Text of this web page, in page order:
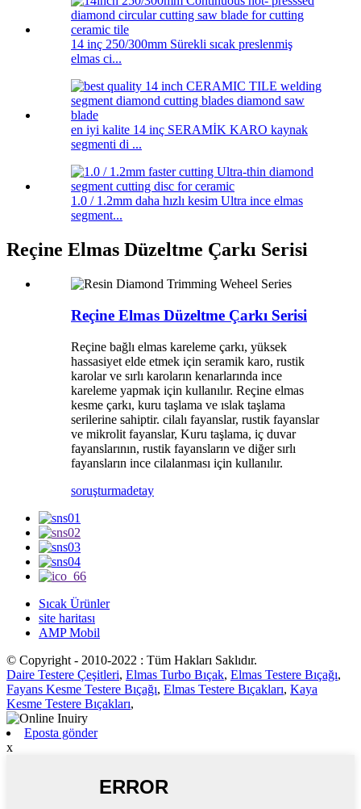
14 inç 250/300mm Sürekli sıcak preslenmiş
elmas ci...
en iyi kalite 14 inç SERAMİK KARO kaynak
segmenti di ...
1.0 / 1.2mm daha hızlı kesim Ultra ince elmas
segment...
Reçine Elmas Düzeltme Çarkı Serisi
Reçine Elmas Düzeltme Çarkı Serisi
Reçine bağlı elmas kareleme çarkı, yüksek
hassasiyet elde etmek için seramik karo, rustik
karolar ve sırlı karoların kenarlarında ince
kareleme yapmak için kullanılır. Reçine elmas
kesme çarkı, kuru taşlama ve ıslak taşlama
serilerine sahiptir. cilalı fayanslar, rustik fayanslar
ve mikrolit fayanslar, Kuru taşlama, iç duvar
fayanslarının, rustik fayansların ve diğer sırlı
fayansların ince cilalanması için kullanılır.
soruşturmadetay
Sıcak Ürünler
site haritası
AMP Mobil
© Copyright - 2010-2022 : Tüm Hakları Saklıdır.
Daire Testere Çeşitleri, Elmas Turbo Bıçak, Elmas Testere Bıçağı,
Fayans Kesme Testere Bıçağı, Elmas Testere Bıçakları, Kaya
Kesme Testere Bıçakları,
Eposta gönder
x